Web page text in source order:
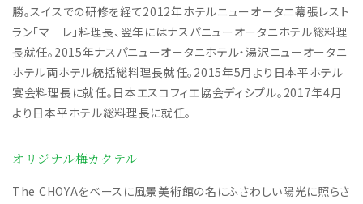
勝。スイスでの研修を経て2012年ホテルニューオータニ幕張レスト
ラン「マ―レ」料理長、翌年にはナスパニューオータニホテル総料理
長就任。2015年ナスパニューオータニホテル・湯沢ニューオータニ
ホテル両ホテル統括総料理長就任。2015年5月より日本平ホテル
宴会料理長に就任。日本エスコフィエ協会ディシプル。2017年4月
より日本平ホテル総料理長に就任。
オリジナル梅カクテル
The CHOYAをベースに風景美術館の名にふさわしい陽光に照らさ